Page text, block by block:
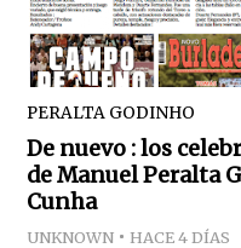
PERALTA GODINHO
De nuevo : los
de Manuel Peralta
Cunha
UNKNOWN HACE 4 DÍAS